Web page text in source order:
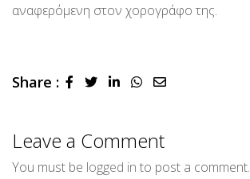
αναφερόμενη στον χορογράφο της.
Share : LinkedInWhatsapp
Share
Leave a Comment
You must be logged in to post a comment.